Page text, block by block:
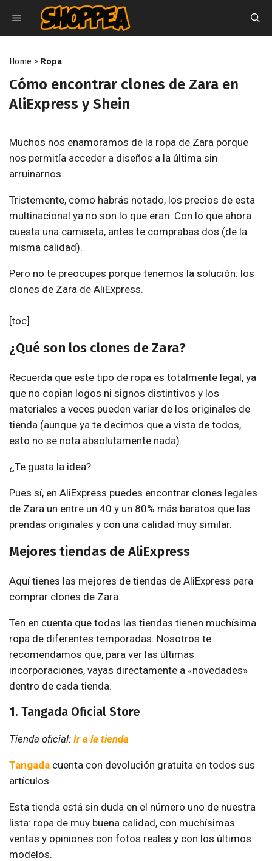
contenido
MENÚ
Home > Ropa
Cómo encontrar clones de Zara en
AliExpress y Shein
Muchos nos enamoramos de la ropa de Zara porque
nos permitía acceder a diseños a la última sin
arruinarnos.
Tristemente, como habrás notado, los precios de esta
multinacional ya no son lo que eran. Con lo que ahora
cuesta una camiseta, antes te comprabas dos (de la
misma calidad).
Pero no te preocupes porque tenemos la solución: los
clones de Zara de AliExpress.
[toc]
¿Qué son los clones de Zara?
Recuerda que este tipo de ropa es totalmente legal, ya
que no copian logos ni signos distintivos y los
materiales a veces pueden variar de los originales de
tienda (aunque ya te decimos que a vista de todos,
esto no se nota absolutamente nada).
¿Te gusta la idea?
Pues sí, en AliExpress puedes encontrar clones legales
de Zara un entre un 40 y un 80% más baratos que las
prendas originales y con una calidad muy similar.
Mejores tiendas de AliExpress
Aquí tienes las mejores de tiendas de AliExpress para
comprar clones de Zara.
Ten en cuenta que todas las tiendas tienen muchísima
ropa de diferentes temporadas. Nosotros te
recomendamos que, para ver las últimas
incorporaciones, vayas directamente a «novedades»
dentro de cada tienda.
1. Tangada Oficial Store
Tienda oficial: Ir a la tienda
Tangada cuenta con devolución gratuita en todos sus
artículos
Esta tienda está sin duda en el número uno de nuestra
lista: ropa de muy buena calidad, con muchísimas
ventas y opiniones con fotos reales y con los últimos
modelos.